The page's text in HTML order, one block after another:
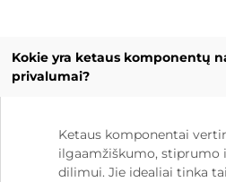
Kokie yra ketaus komponentų
privalumai?
Ketaus komponentai
ilgaamžiškumo, stiprumo
dilimui. Jie idealiai tinka